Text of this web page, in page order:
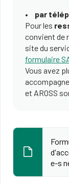
par
Pour les
convient de
site du
formulaire
Vous avez
et AROSS
e-s